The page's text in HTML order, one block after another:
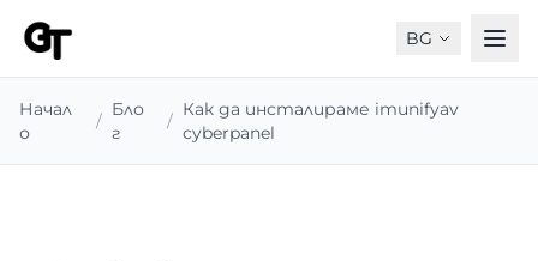
BG
Начал
о
/
Бло
г
/
Как да инсталираме imunifyav
cyberpanel